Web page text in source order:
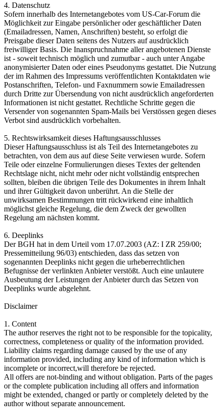
4. Datenschutz
Sofern innerhalb des Internetangebotes vom US-Car-Forum die
Möglichkeit zur Eingabe persönlicher oder geschäftlicher Daten
(Emailadressen, Namen, Anschriften) besteht, so erfolgt die
Preisgabe dieser Daten seitens des Nutzers auf ausdrücklich
freiwilliger Basis. Die Inanspruchnahme aller angebotenen Dienste
ist - soweit technisch möglich und zumutbar - auch unter Angabe
anonymisierter Daten oder eines Pseudonyms gestattet. Die Nutzung
der im Rahmen des Impressums veröffentlichten Kontaktdaten wie
Postanschriften, Telefon- und Faxnummern sowie Emailadressen
durch Dritte zur Übersendung von nicht ausdrücklich angeforderten
Informationen ist nicht gestattet. Rechtliche Schritte gegen die
Versender von sogenannten Spam-Mails bei Verstössen gegen dieses
Verbot sind ausdrücklich vorbehalten.
5. Rechtswirksamkeit dieses Haftungsausschlusses
Dieser Haftungsausschluss ist als Teil des Internetangebotes zu
betrachten, von dem aus auf diese Seite verwiesen wurde. Sofern
Teile oder einzelne Formulierungen dieses Textes der geltenden
Rechtslage nicht, nicht mehr oder nicht vollständig entsprechen
sollten, bleiben die übrigen Teile des Dokumentes in ihrem Inhalt
und ihrer Gültigkeit davon unberührt. An die Stelle der
unwirksamen Bestimmungen tritt rückwirkend eine inhaltlich
möglichst gleiche Regelung, die dem Zweck der gewollten
Regelung am nächsten kommt.
6. Deeplinks
Der BGH hat in dem Urteil vom 17.07.2003 (AZ: I ZR 259/00;
Pressemitteilung 96/03) entschieden, dass das setzen von
sogenannten Deeplinks nicht gegen die urheberrechtlichen
Befugnisse der verlinkten Anbieter verstößt. Auch eine unlautere
Ausbeutung der Leistungen der Anbieter durch das Setzen von
Deeplinks wurde abgelehnt.
Disclaimer
1. Content
The author reserves the right not to be responsible for the topicality,
correctness, completeness or quality of the information provided.
Liability claims regarding damage caused by the use of any
information provided, including any kind of information which is
incomplete or incorrect,will therefore be rejected.
All offers are not-binding and without obligation. Parts of the pages
or the complete publication including all offers and information
might be extended, changed or partly or completely deleted by the
author without separate announcement.